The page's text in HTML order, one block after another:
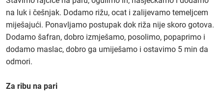
na luk i češnjak. Dodamo rižu, ocat i zalijevamo temeljcem
miješajući. Ponavljamo postupak dok riža nije skoro gotova.
Dodamo šafran, dobro izmješamo, posolimo, popaprimo i
dodamo maslac, dobro ga umiješamo i ostavimo 5 min da
odmori.
Za ribu na pari